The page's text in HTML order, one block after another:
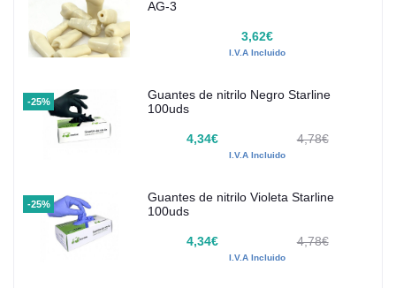
AG-3
3,62€
I.V.A Incluido
-25%
Guantes de nitrilo Negro Starline
100uds
4,34€ 4,78€
I.V.A Incluido
-25%
Guantes de nitrilo Violeta Starline
100uds
4,34€ 4,78€
I.V.A Incluido